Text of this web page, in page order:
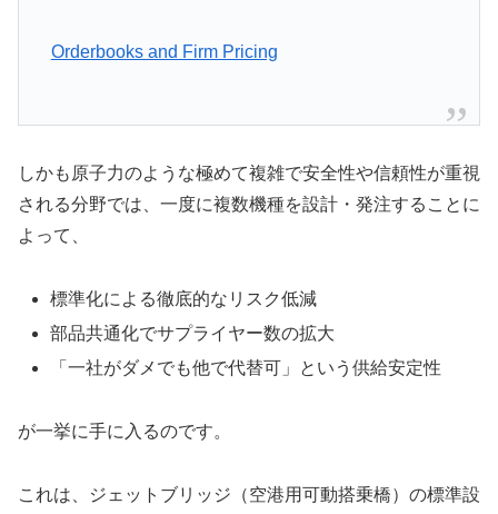
Orderbooks and Firm Pricing
しかも原子力のような極めて複雑で安全性や信頼性が重視
される分野では、一度に複数機種を設計・発注することに
よって、
標準化による徹底的なリスク低減
部品共通化でサプライヤー数の拡大
「一社がダメでも他で代替可」という供給安定性
が一挙に手に入るのです。
これは、ジェットブリッジ（空港用可動搭乗橋）の標準設